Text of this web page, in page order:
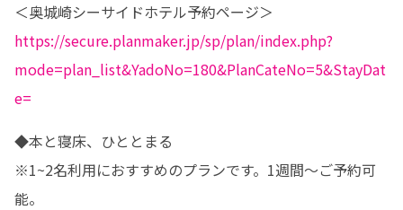
＜奥城崎シーサイドホテル予約ページ＞
https://secure.planmaker.jp/sp/plan/index.php?
mode=plan_list&YadoNo=180&PlanCateNo=5&StayDat
e=
◆本と寝床、ひととまる
※1~2名利用におすすめのプランです。1週間～ご予約可
能。